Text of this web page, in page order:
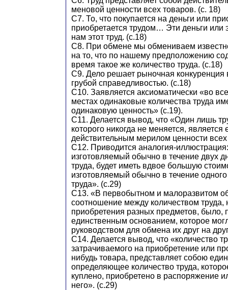
меновой ценности всех товаров. (с. 18)
С7. То, что покупается на деньги или
приобретается трудом… Эти деньги или
нам этот труд. (с.18)
С8. При обмене мы обмениваем
на то, что по нашему предположению
время такое же количество труда. (с.18)
С9. Дело решает рыночная конкуренция
грубой справедливостью. (с.18)
С10. Заявляется аксиоматически «во
местах одинаковые количества труда
одинаковую ценность» (с.19).
С11. Делается вывод, что «Один лишь
которого никогда не меняется,
действительным мерилом ценности
С12. Приводится аналогия-иллюстрация:
изготовляемый обычно в течение двух
труда, будет иметь вдвое большую
изготовляемый обычно в течение
труда». (с.29)
С13. «В первобытном и малоразвитом
соотношение между количеством
приобретения разных предметов, было,
единственным основанием, которое
руководством для обмена их друг на
С14. Делается вывод, что «количество
затрачиваемого на приобретение или
нибудь товара, представляет собою
определяющее количество труда,
куплено, приобретено в распоряжение
него». (с.29)